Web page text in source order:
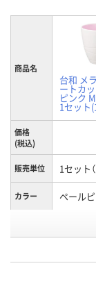
商品名
台和 メ
ートカ
ピンク
1セット
価格
(税込)
販売単位 1セット
カラー ペール